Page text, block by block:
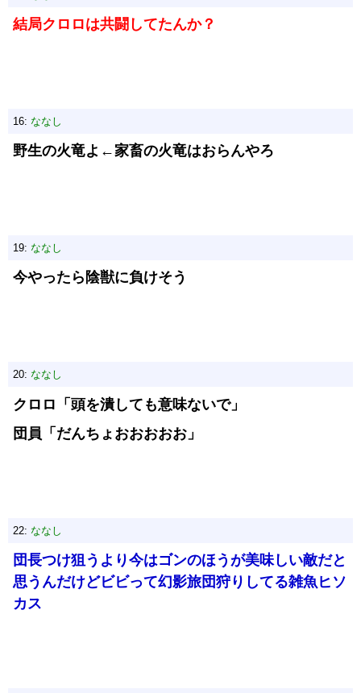
結局クロロは共闘してたんか？
16: ななし
野生の火竜よ←家畜の火竜はおらんやろ
19: ななし
今やったら陰獣に負けそう
20: ななし
クロロ「頭を潰しても意味ないで」
団員「だんちょおおおおお」
22: ななし
団長つけ狙うより今はゴンのほうが美味しい敵だと
思うんだけどビビって幻影旅団狩りしてる雑魚ヒソ
カス